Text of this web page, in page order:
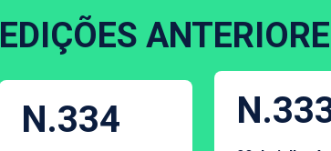
EDIÇÕES
N.334